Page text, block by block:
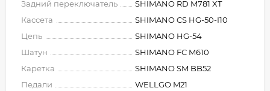
Задний переключатель
SHIMANO RD M781 XT
Кассета
SHIMANO CS HG-50-I10
Цепь
SHIMANO HG-54
Шатун
SHIMANO FC M610
Каретка
SHIMANO SM BB52
Педали
WELLGO M21